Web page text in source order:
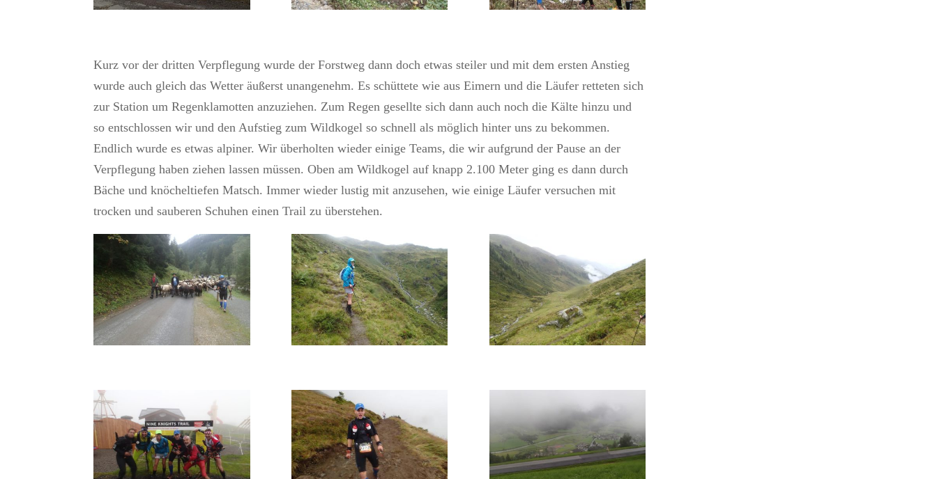
Kurz vor der dritten Verpflegung wurde der Forstweg dann doch etwas steiler und mit dem ersten Anstieg
wurde auch gleich das Wetter äußerst unangenehm. Es schüttete wie aus Eimern und die Läufer retteten sich
zur Station um Regenklamotten anzuziehen. Zum Regen gesellte sich dann auch noch die Kälte hinzu und
so entschlossen wir und den Aufstieg zum Wildkogel so schnell als möglich hinter uns zu bekommen.
Endlich wurde es etwas alpiner. Wir überholten wieder einige Teams, die wir aufgrund der Pause an der
Verpflegung haben ziehen lassen müssen. Oben am Wildkogel auf knapp 2.100 Meter ging es dann durch
Bäche und knöcheltiefen Matsch. Immer wieder lustig mit anzusehen, wie einige Läufer versuchen mit
trocken und sauberen Schuhen einen Trail zu überstehen.